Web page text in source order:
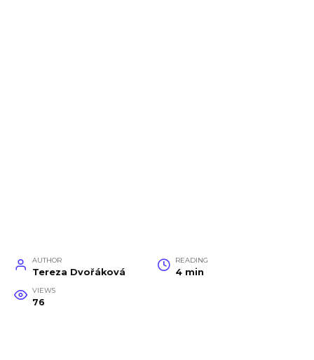
AUTHOR
Tereza Dvořáková
READING
4 min
VIEWS
76